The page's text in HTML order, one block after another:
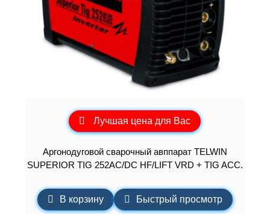
Лучшая цена для Вас
Аргонодуговой сварочный авппарат TELWIN
SUPERIOR TIG 252AC/DC HF/LIFT VRD + TIG ACC.
В корзину Быстрый просмотр